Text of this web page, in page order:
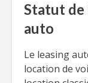
Statut
auto
Le leasing
location de